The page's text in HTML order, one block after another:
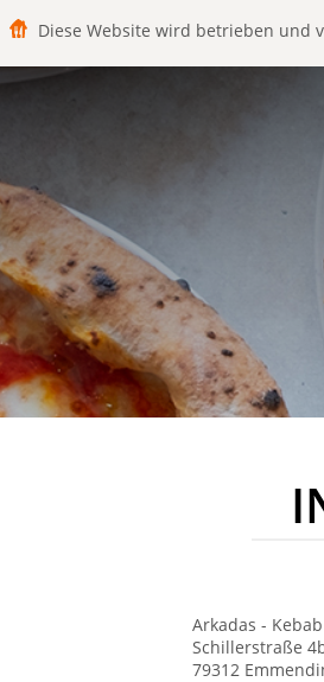
Diese Website wird betrieben und
Arkadas -
Schillerstraße
79312